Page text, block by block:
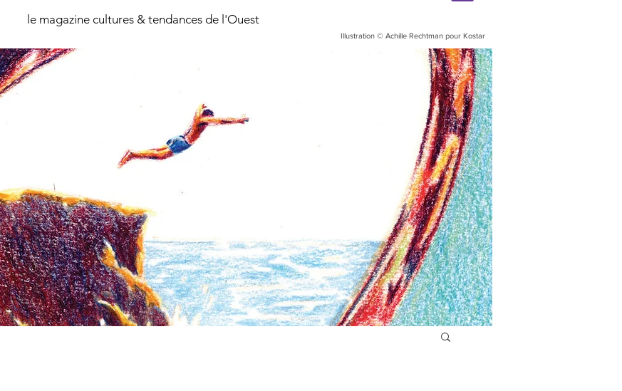
le magazine cultures & tendances de l'Ouest
Illustration © Achille Rechtman pour Kostar